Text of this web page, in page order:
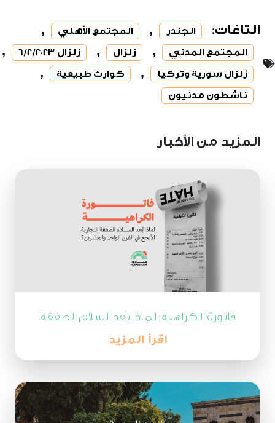
التاغات: الجندر , المجتمع الأهلي
المجتمع المدني , زلزال , زلزال 6/2/2023
زلزال سورية وتركيا , كوارث طبيعية
ناشطون مدنيون
المزيد من الأخبار
فاتورة الكراهية: لماذا يُعد السلام الصفقة
اقرأ المزيد